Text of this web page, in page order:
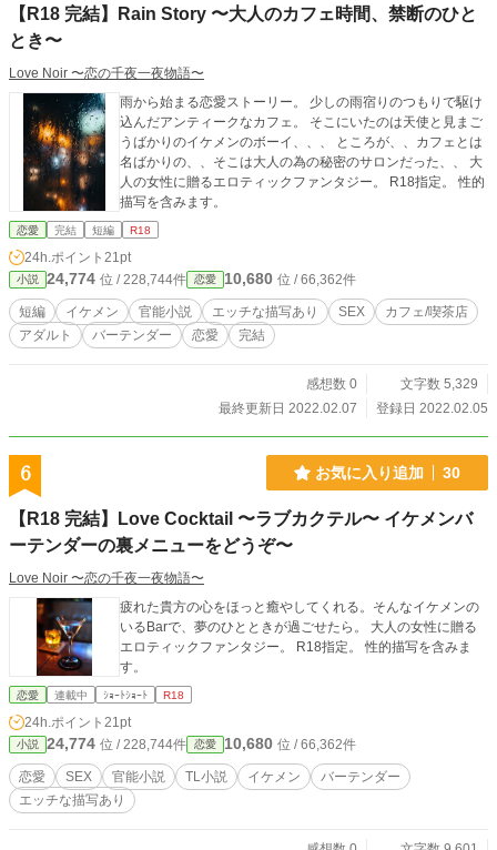
【R18 完結】Rain Story 〜大人のカフェ時間、禁断のひと
とき〜
Love Noir 〜恋の千夜一夜物語〜
雨から始まる恋愛ストーリー。 少しの雨宿りのつもりで駆け
込んだアンティークなカフェ。 そこにいたのは天使と見まご
うばかりのイケメンのボーイ、、、 ところが、、カフェとは
名ばかりの、、そこは大人の為の秘密のサロンだった、、 大
人の女性に贈るエロティックファンタジー。 R18指定。 性的
描写を含みます。
恋愛 完結 短編 R18
24h.ポイント 21pt
小説 24,774 位 / 228,744件 恋愛 10,680 位 / 66,362件
短編 イケメン 官能小説 エッチな描写あり SEX
カフェ/喫茶店
アダルト
バーテンダー 恋愛 完結
感想数 0
文字数 5,329
最終更新日 2022.02.07
登録日 2022.02.05
6 お気に入り追加 30
【R18 完結】Love Cocktail 〜ラブカクテル〜 イケメンバ
ーテンダーの裏メニューをどうぞ〜
Love Noir 〜恋の千夜一夜物語〜
疲れた貴方の心をほっと癒やしてくれる。そんなイケメンの
いるBarで、夢のひとときが過ごせたら。 大人の女性に贈る
エロティックファンタジー。 R18指定。 性的描写を含みま
す。
恋愛 連載中 ｼｮｰﾄｼｮｰﾄ R18
24h.ポイント 21pt
小説 24,774 位 / 228,744件 恋愛 10,680 位 / 66,362件
恋愛 SEX 官能小説 TL小説 イケメン
バーテンダー
エッチな描写あり